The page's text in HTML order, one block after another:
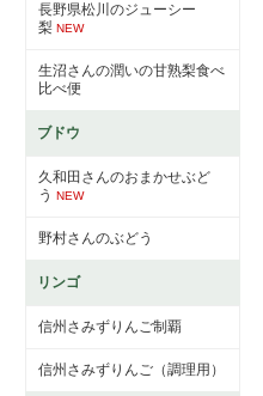
長野県松川のジューシー
梨 NEW
生沼さんの潤いの甘熟梨食べ
比べ便
ブドウ
久和田さんのおまかせぶど
う NEW
野村さんのぶどう
リンゴ
信州さみずりんご制覇
信州さみずりんご（調理用）